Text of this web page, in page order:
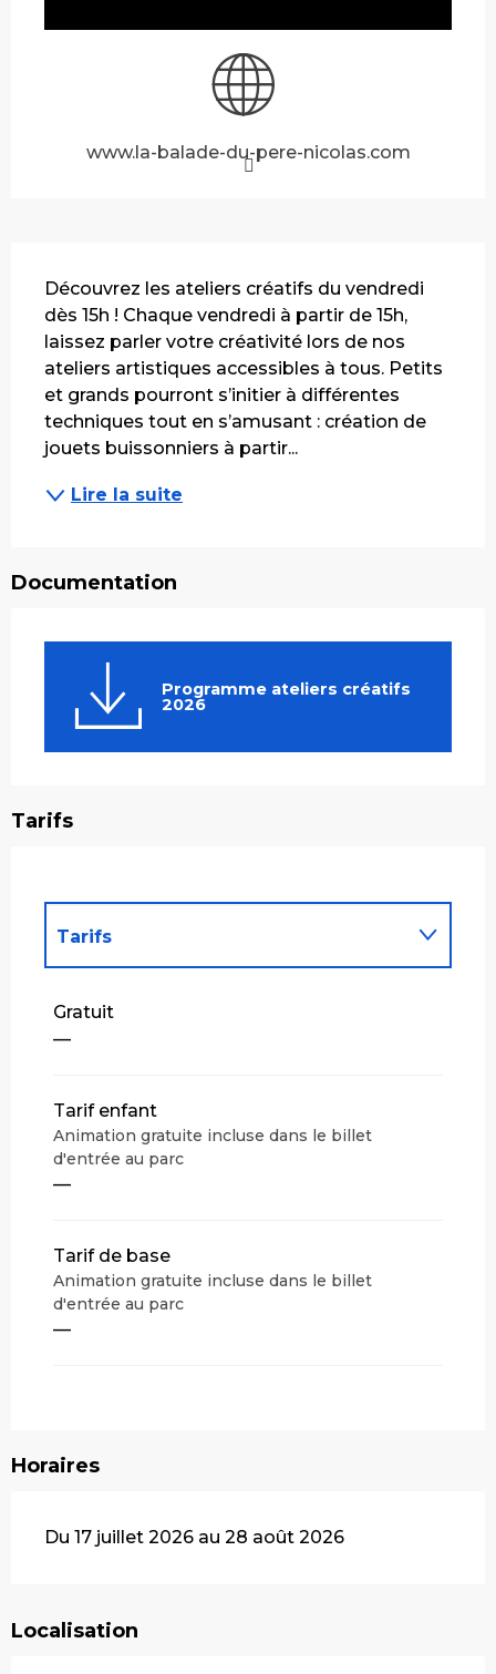
www.la-balade-du-pere-nicolas.com
Découvrez les ateliers créatifs du vendredi
dès 15h ! Chaque vendredi à partir de 15h,
laissez parler votre créativité lors de nos
ateliers artistiques accessibles à tous. Petits
et grands pourront s’initier à différentes
techniques tout en s’amusant : création de
jouets buissonniers à partir...
Lire la suite
Documentation
Programme ateliers créatifs
2026
Tarifs
Tarifs
Tarifs 2027
Gratuit
—
Tarif enfant
Animation gratuite incluse dans le billet
d'entrée au parc
—
Tarif de base
Animation gratuite incluse dans le billet
d'entrée au parc
—
Horaires
Du 17 juillet 2026 au 28 août 2026
Localisation